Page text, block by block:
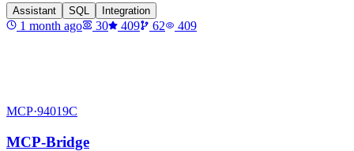
Assistant SQL Integration
1 month ago 30 409 62 409
MCP·94019C
MCP-Bridge